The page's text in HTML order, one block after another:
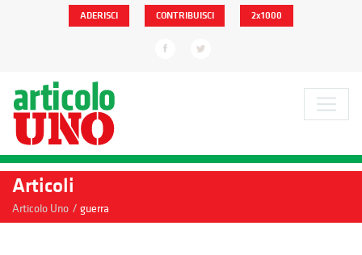
ADERISCI CONTRIBUISCI 2x1000
Articoli
Articolo Uno / guerra